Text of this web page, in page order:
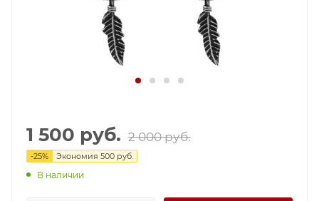
1 500 руб. 2 000руб.
-25% Экономия 500 руб.
В наличии